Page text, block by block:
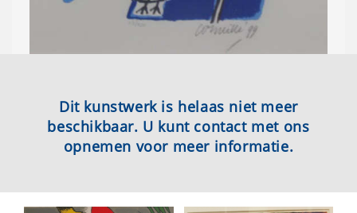
Dit kunstwerk is helaas niet meer
beschikbaar. U kunt contact met ons
opnemen voor meer informatie.